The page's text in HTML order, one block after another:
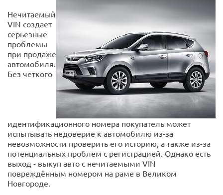
Нечитаемый
VIN создает
серьезные
проблемы
при продаже
автомобиля.
Без четкого
идентификационного номера покупатель может
испытывать недоверие к автомобилю из-за
невозможности проверить его историю, а также из-за
потенциальных проблем с регистрацией. Однако есть
выход - выкуп авто с нечитаемыми VIN
повреждённым номером на раме в Великом
Новгороде.